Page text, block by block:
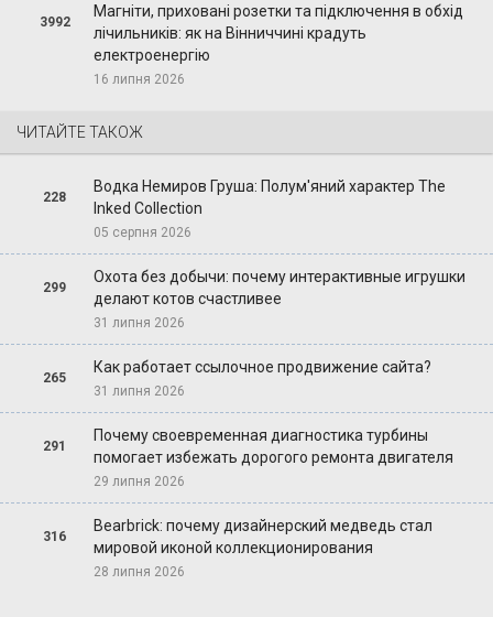
3992
Магніти, приховані розетки та підключення в обхід
лічильників: як на Вінниччині крадуть
електроенергію
16 липня 2026
ЧИТАЙТЕ ТАКОЖ
228
Водка Немиров Груша: Полум'яний характер The
Inked Collection
05 серпня 2026
299
Охота без добычи: почему интерактивные игрушки
делают котов счастливее
31 липня 2026
265
Как работает ссылочное продвижение сайта?
31 липня 2026
291
Почему своевременная диагностика турбины
помогает избежать дорогого ремонта двигателя
29 липня 2026
316
Bearbrick: почему дизайнерский медведь стал
мировой иконой коллекционирования
28 липня 2026